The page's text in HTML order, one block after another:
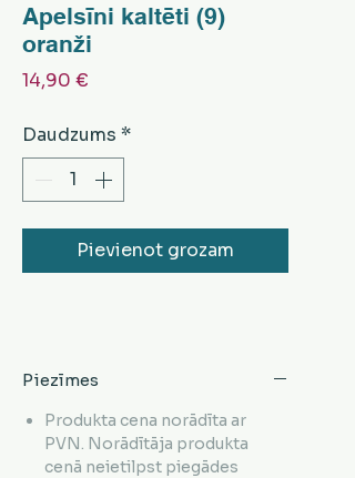
Apelsīni kaltēti (9)
oranži
14,90 €
Daudzums *
Pievienot grozam
Piezīmes
Produkta cena norādīta ar
PVN. Norādītāja produkta
cenā neietilpst piegādes